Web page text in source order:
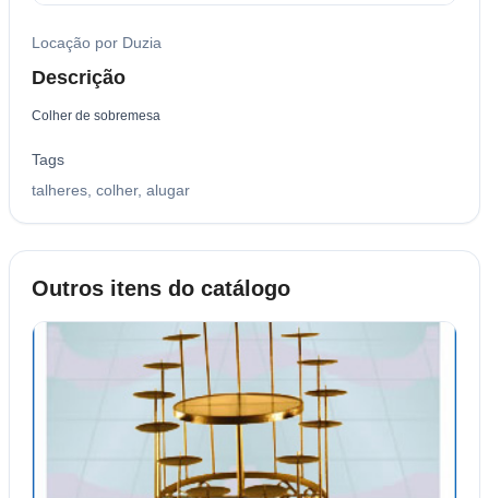
Locação por Duzia
Descrição
Colher de sobremesa
Tags
talheres, colher, alugar
Outros itens do catálogo